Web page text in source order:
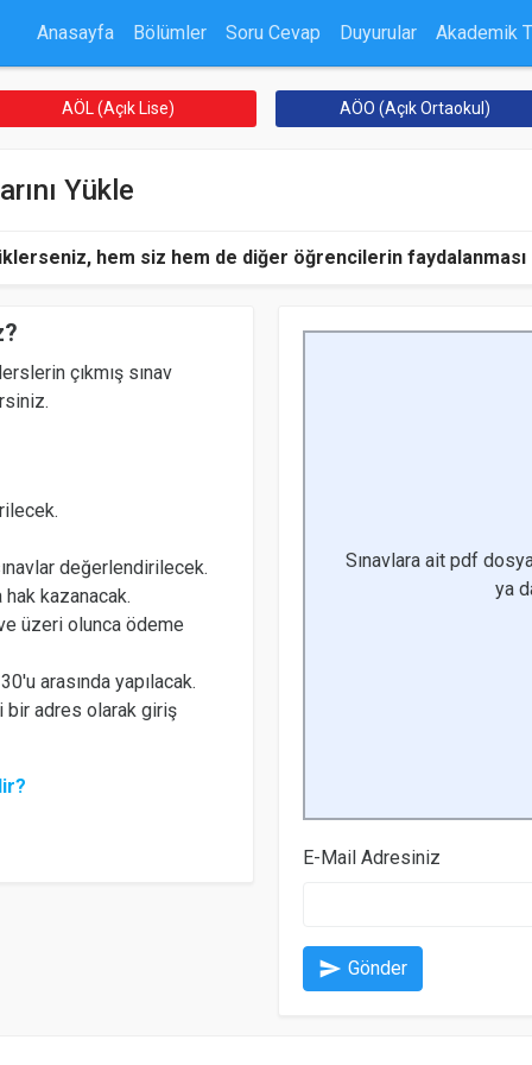
Anasayfa Bölümler Soru Cevap Duyurular Akademik
AÖL (Açık Lise) AÖO (Açık Ortaokul)
Yükle
hem siz hem de diğer öğrencilerin
çıkmış sınav
değerlendirilecek.
hak kazanacak.
üzeri olunca ödeme
arasında yapılacak.
adres olarak giriş
Sınavlara ait pdf
ya
E-Mail Adresiniz
send Gönder